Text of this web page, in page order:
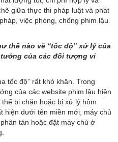
giữa thực thi pháp luật và phát
việc phòng, chống phim lậu
thế nào về “tốc độ” xử lý của
của các đối tượng vi
tốc độ” rất khó khăn. Trong
của các website phim lậu hiện
bị chặn hoặc bị xử lý hôm
hiện dưới tên miền mới, máy chủ
tán hoặc đặt máy chủ ở